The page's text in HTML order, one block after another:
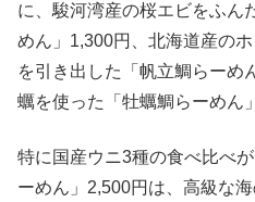
に、駿河湾産の桜エビをふん
めん」1,300円、北海道産の
を引き出した「帆立鯛らーめ
蠣を使った「牡蠣鯛らーめん
特に国産ウニ3種の食べ比べ
ーめん」2,500円は、高級な